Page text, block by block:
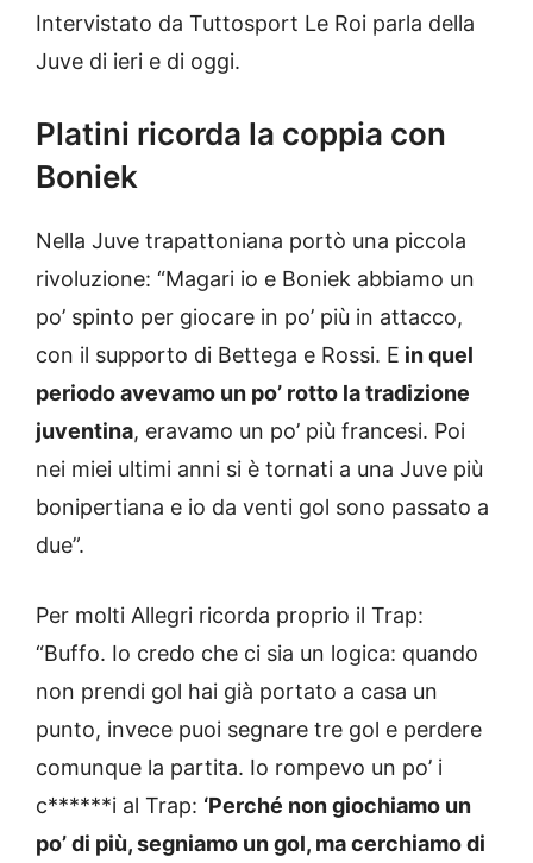
Intervistato da Tuttosport Le Roi parla della
Juve di ieri e di oggi.
Platini ricorda la coppia con
Boniek
Nella Juve trapattoniana portò una piccola
rivoluzione: “Magari io e Boniek abbiamo un
po’ spinto per giocare in po’ più in attacco,
con il supporto di Bettega e Rossi. E in quel
periodo avevamo un po’ rotto la tradizione
juventina, eravamo un po’ più francesi. Poi
nei miei ultimi anni si è tornati a una Juve più
bonipertiana e io da venti gol sono passato a
due”.
Per molti Allegri ricorda proprio il Trap:
“Buffo. Io credo che ci sia un logica: quando
non prendi gol hai già portato a casa un
punto, invece puoi segnare tre gol e perdere
comunque la partita. Io rompevo un po’ i
c******i al Trap: ‘Perché non giochiamo un
po’ di più, segniamo un gol, ma cerchiamo di